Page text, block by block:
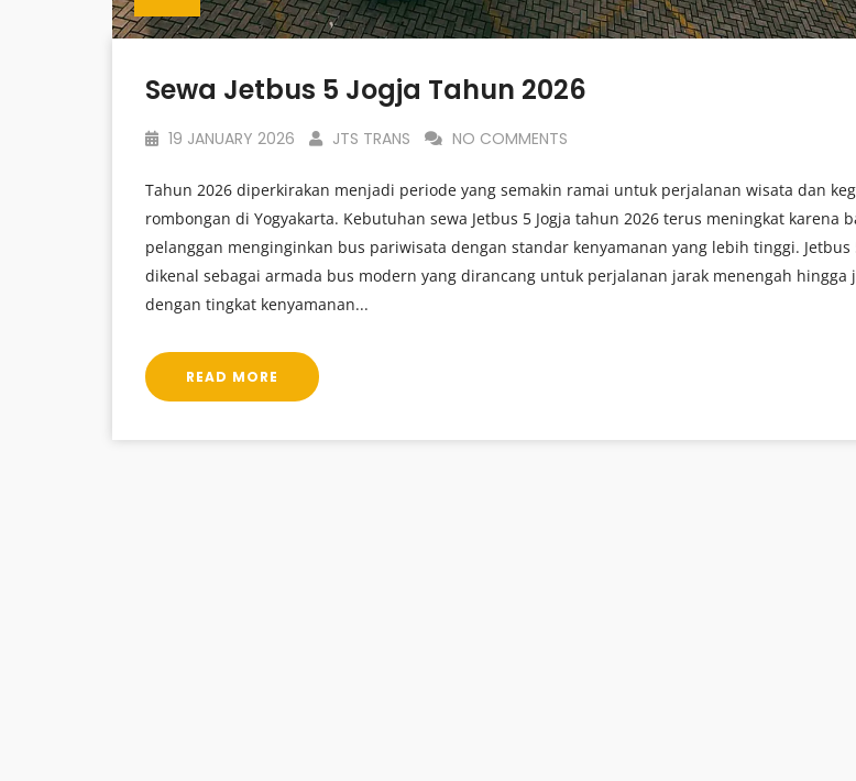
Sewa Jetbus 5 Jogja Tahun 2026
19 JANUARY 2026 JTS TRANS NO COMMENTS
Tahun 2026 diperkirakan menjadi periode yang semakin ramai untuk perjalanan wisata dan
rombongan di Yogyakarta. Kebutuhan sewa Jetbus 5 Jogja tahun 2026 terus meningkat karena
pelanggan menginginkan bus pariwisata dengan standar kenyamanan yang lebih tinggi. Jetbus
dikenal sebagai armada bus modern yang dirancang untuk perjalanan jarak menengah hingga
dengan tingkat kenyamanan...
READ MORE